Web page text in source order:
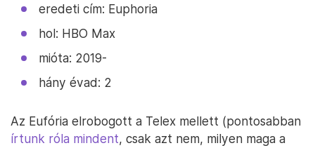
eredeti cím: Euphoria
hol: HBO Max
mióta: 2019-
hány évad: 2
Az Eufória elrobogott a Telex mellett (pontosabban
írtunk róla mindent, csak azt nem, milyen maga a